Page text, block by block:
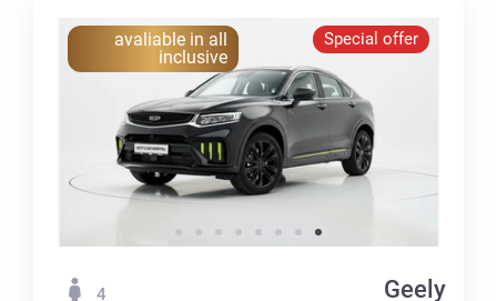
Special offer
avaliable in all
inclusive
Geely
4